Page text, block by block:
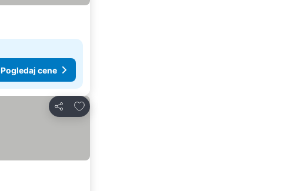
Pogledaj cene
Deli
Dodati u favorite